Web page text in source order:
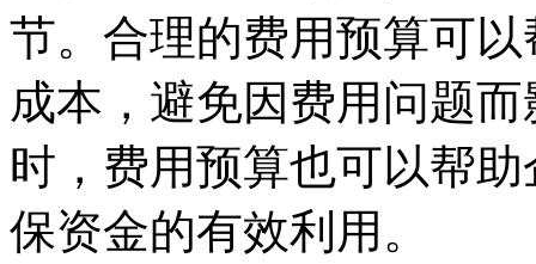
节。合理的费用预算可
成本，避免因费用问题
时，费用预算也可以帮
保资金的有效利用。